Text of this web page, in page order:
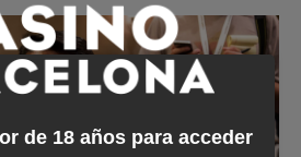
de 18 años para acceder